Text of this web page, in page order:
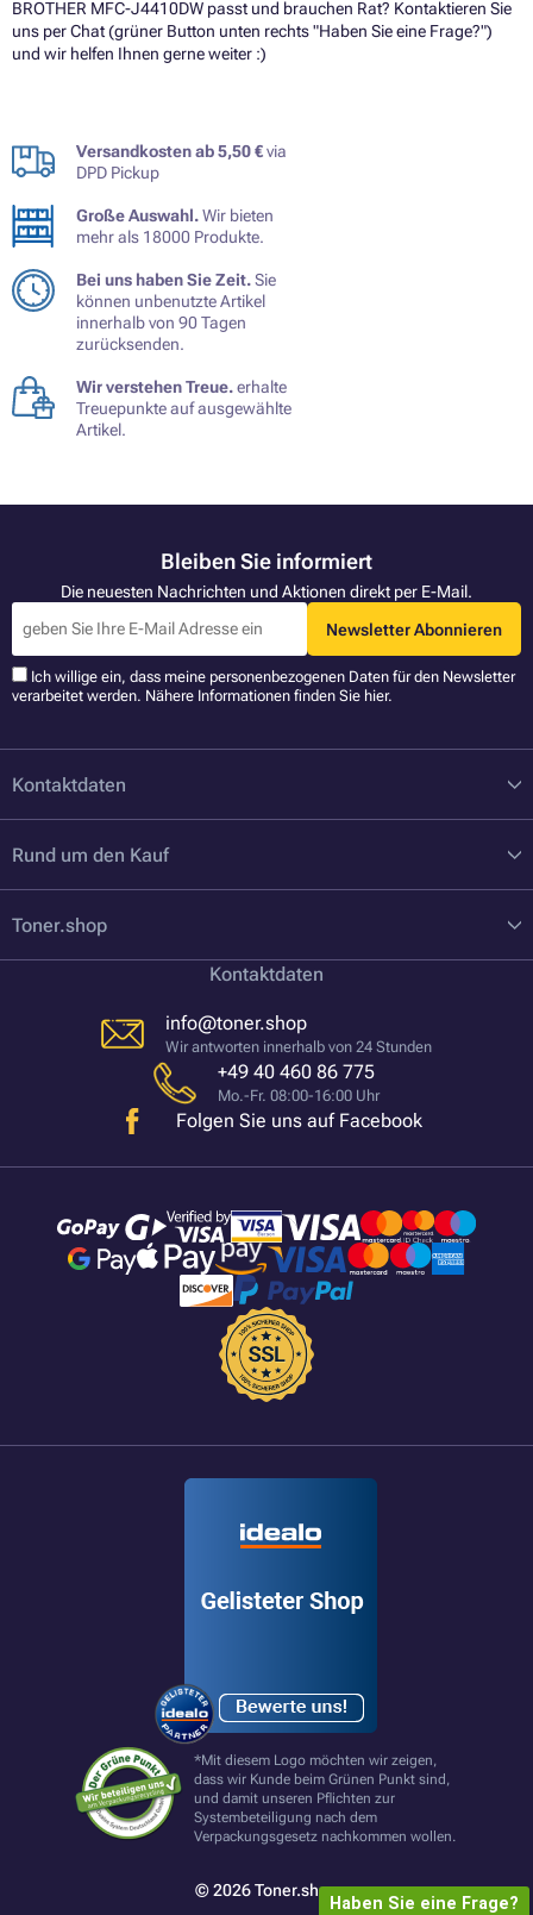
BROTHER MFC-J4410DW passt und brauchen Rat? Kontaktieren Sie
uns per Chat (grüner Button unten rechts "Haben Sie eine Frage?")
und wir helfen Ihnen gerne weiter :)
Versandkosten ab 5,50 €via
DPD Pickup
Große Auswahl.Wir bieten
mehr als 18000 Produkte.
Bei uns haben Sie Zeit.Sie
können unbenutzte Artikel
innerhalb von 90 Tagen
zurücksenden.
Wir verstehen Treue.erhalte
Treuepunkte auf ausgewählte
Artikel.
Bleiben Sie informiert
Die neuesten Nachrichten und Aktionen direkt per E-Mail.
Newsletter Abonnieren
Ich willige ein, dass meine personenbezogenen Daten für den Newsletter
verarbeitet werden. Nähere Informationen finden Sie hier.
Kontaktdaten
Rund um den Kauf
Toner.shop
Kontaktdaten
info@toner.shop
Wir antworten innerhalb von 24 Stunden
+49 40 460 86 775
Mo.-Fr. 08:00-16:00 Uhr
Folgen Sie uns auf Facebook
*Mit diesem Logo möchten wir zeigen,
dass wir Kunde beim Grünen Punkt sind,
und damit unseren Pflichten zur
Systembeteiligung nach dem
Verpackungsgesetz nachkommen wollen.
© 2026 Toner.shop
Haben Sie eine Frage?